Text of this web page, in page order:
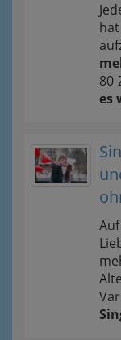
80
es